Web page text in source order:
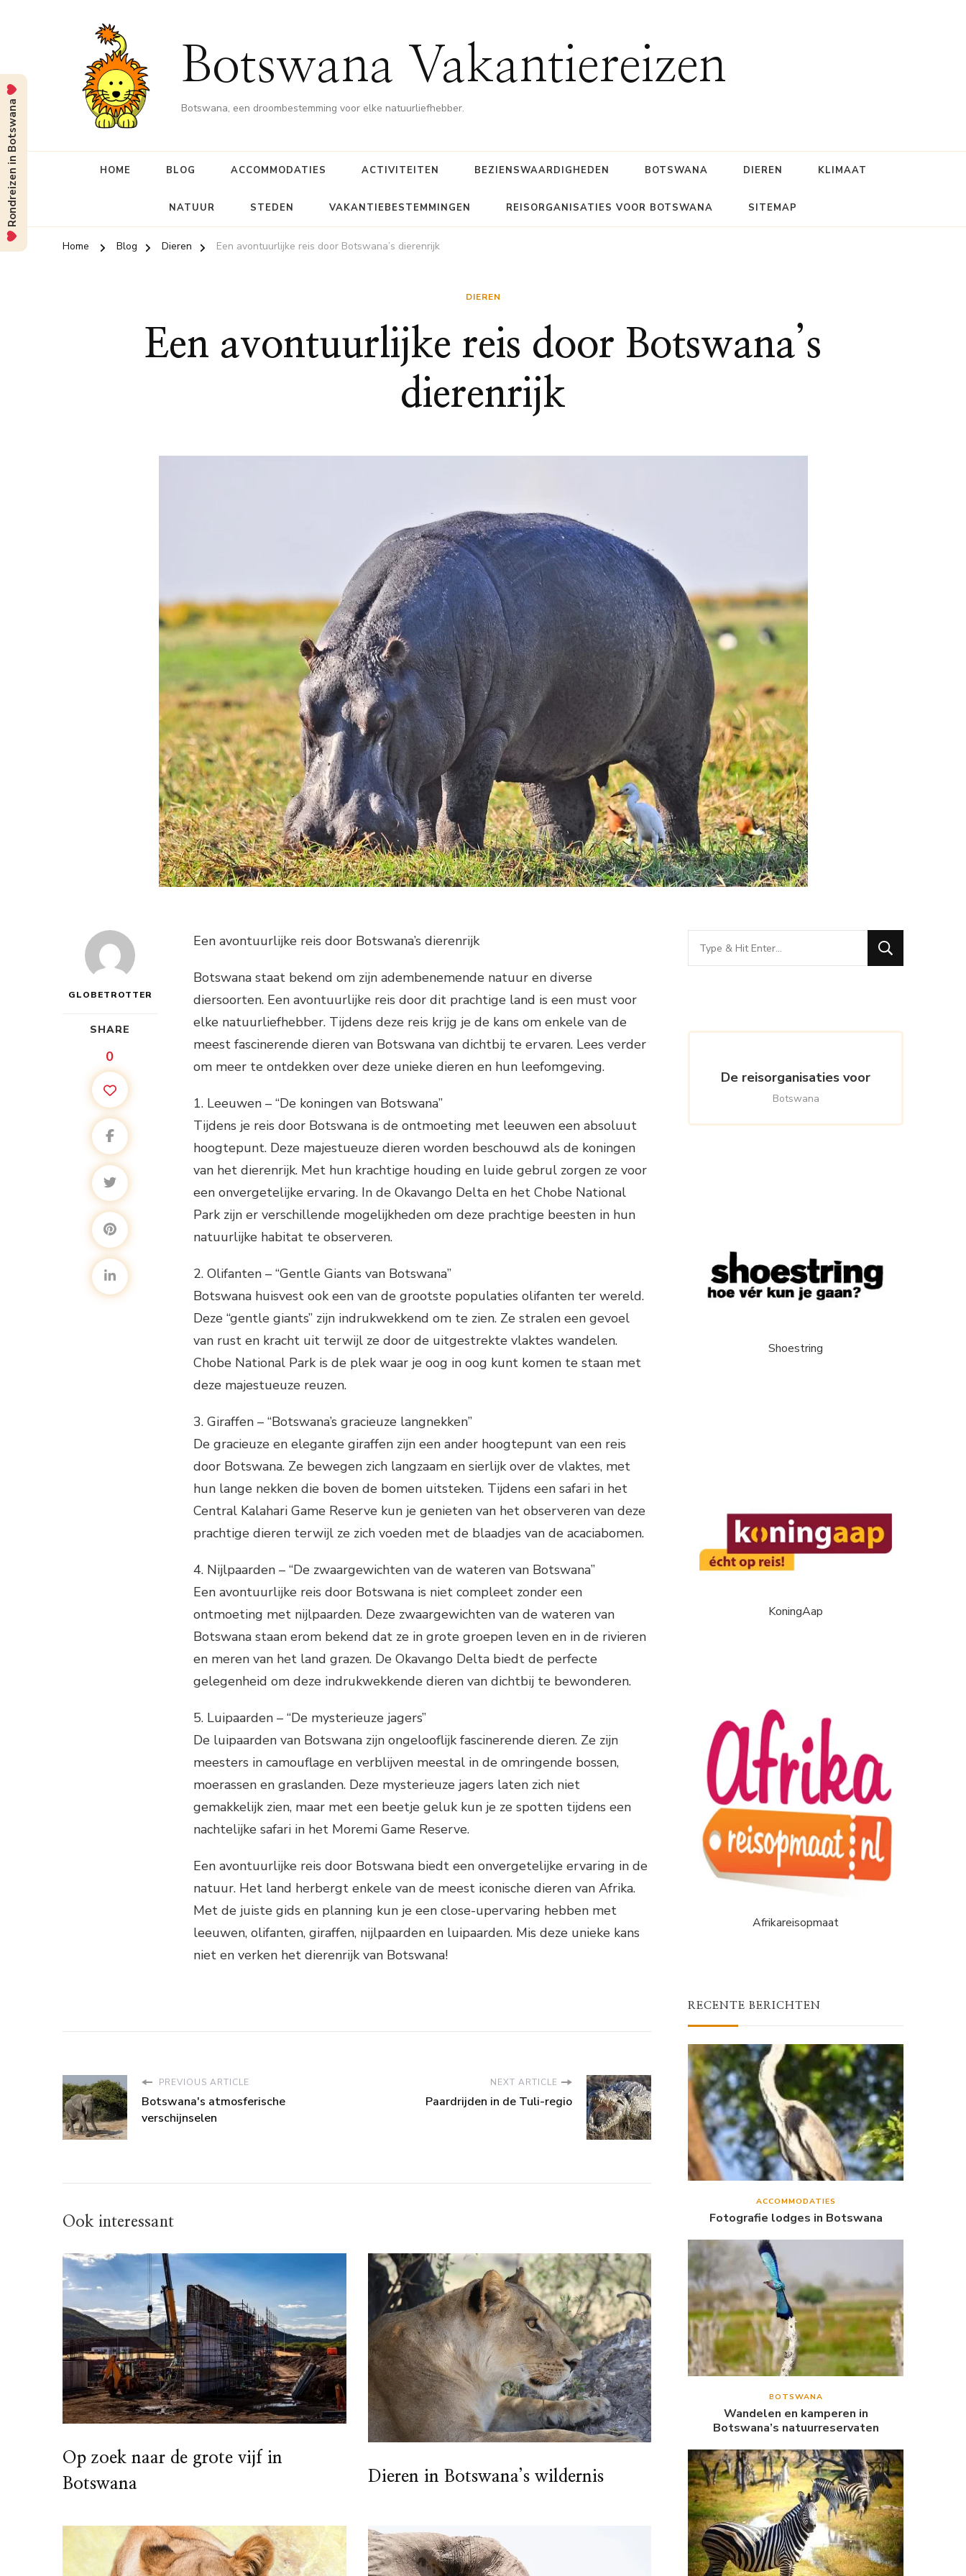
Botswana Vakantiereizen
Botswana, een droombestemming voor elke natuurliefhebber.
HOME BLOG ACCOMMODATIES ACTIVITEITEN BEZIENSWAARDIGHEDEN BOTSWANA DIEREN KLIMAAT
NATUUR STEDEN VAKANTIEBESTEMMINGEN REISORGANISATIES VOOR BOTSWANA SITEMAP
Home Blog Dieren Een avontuurlijke reis door Botswana’s dierenrijk
DIEREN
Een avontuurlijke reis door Botswana’s
dierenrijk
GLOBETROTTER
SHARE
0
Een avontuurlijke reis door Botswana’s dierenrijk
Botswana staat bekend om zijn adembenemende natuur en diverse
diersoorten. Een avontuurlijke reis door dit prachtige land is een must voor
elke natuurliefhebber. Tijdens deze reis krijg je de kans om enkele van de
meest fascinerende dieren van Botswana van dichtbij te ervaren. Lees verder
om meer te ontdekken over deze unieke dieren en hun leefomgeving.
1. Leeuwen – “De koningen van Botswana”
Tijdens je reis door Botswana is de ontmoeting met leeuwen een absoluut
hoogtepunt. Deze majestueuze dieren worden beschouwd als de koningen
van het dierenrijk. Met hun krachtige houding en luide gebrul zorgen ze voor
een onvergetelijke ervaring. In de Okavango Delta en het Chobe National
Park zijn er verschillende mogelijkheden om deze prachtige beesten in hun
natuurlijke habitat te observeren.
2. Olifanten – “Gentle Giants van Botswana”
Botswana huisvest ook een van de grootste populaties olifanten ter wereld.
Deze “gentle giants” zijn indrukwekkend om te zien. Ze stralen een gevoel
van rust en kracht uit terwijl ze door de uitgestrekte vlaktes wandelen.
Chobe National Park is de plek waar je oog in oog kunt komen te staan met
deze majestueuze reuzen.
3. Giraffen – “Botswana’s gracieuze langnekken”
De gracieuze en elegante giraffen zijn een ander hoogtepunt van een reis
door Botswana. Ze bewegen zich langzaam en sierlijk over de vlaktes, met
hun lange nekken die boven de bomen uitsteken. Tijdens een safari in het
Central Kalahari Game Reserve kun je genieten van het observeren van deze
prachtige dieren terwijl ze zich voeden met de blaadjes van de acaciabomen.
4. Nijlpaarden – “De zwaargewichten van de wateren van Botswana”
Een avontuurlijke reis door Botswana is niet compleet zonder een
ontmoeting met nijlpaarden. Deze zwaargewichten van de wateren van
Botswana staan erom bekend dat ze in grote groepen leven en in de rivieren
en meren van het land grazen. De Okavango Delta biedt de perfecte
gelegenheid om deze indrukwekkende dieren van dichtbij te bewonderen.
5. Luipaarden – “De mysterieuze jagers”
De luipaarden van Botswana zijn ongelooflijk fascinerende dieren. Ze zijn
meesters in camouflage en verblijven meestal in de omringende bossen,
moerassen en graslanden. Deze mysterieuze jagers laten zich niet
gemakkelijk zien, maar met een beetje geluk kun je ze spotten tijdens een
nachtelijke safari in het Moremi Game Reserve.
Een avontuurlijke reis door Botswana biedt een onvergetelijke ervaring in de
natuur. Het land herbergt enkele van de meest iconische dieren van Afrika.
Met de juiste gids en planning kun je een close-upervaring hebben met
leeuwen, olifanten, giraffen, nijlpaarden en luipaarden. Mis deze unieke kans
niet en verken het dierenrijk van Botswana!
PREVIOUS ARTICLE
Botswana's atmosferische
verschijnselen
NEXT ARTICLE
Paardrijden in de Tuli-regio
Ook interessant
Op zoek naar de grote vijf in
Botswana
Dieren in Botswana’s wildernis
Looking
for
De reisorganisaties voor
Botswana
Shoestring
KoningAap
Afrikareisopmaat
RECENTE BERICHTEN
ACCOMMODATIES
Fotografie lodges in Botswana
BOTSWANA
Wandelen en kamperen in
Botswana’s natuurreservaten
Rondreizen in Botswana